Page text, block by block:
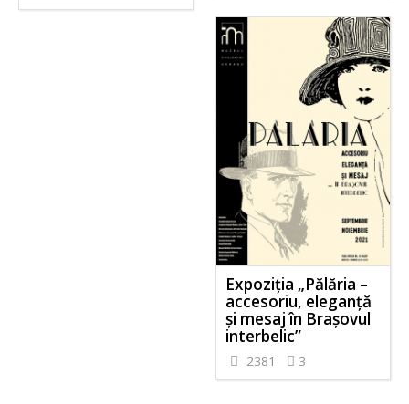
Expoziția „Pălăria –
accesoriu, eleganță
și mesaj în Brașovul
interbelic”
2381 3